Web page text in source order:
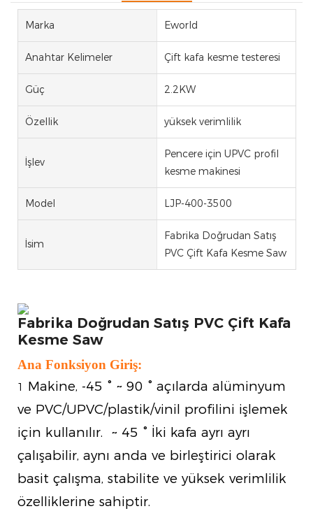
Marka Eworld
Anahtar Kelimeler Çift kafa kesme testeresi
Güç 2.2KW
Özellik yüksek verimlilik
İşlev
Pencere için UPVC profil
kesme makinesi
Model LJP-400-3500
İsim
Fabrika Doğrudan Satış
PVC Çift Kafa Kesme Saw
Fabrika Doğrudan Satış PVC Çift Kafa
Kesme Saw
Ana Fonksiyon Giriş:
1
Makine, -45 ° ~ 90 ° açılarda alüminyum
ve PVC/UPVC/plastik/vinil profilini işlemek
için kullanılır. ~ 45 ° İki kafa ayrı ayrı
çalışabilir, aynı anda ve birleştirici olarak
basit çalışma, stabilite ve yüksek verimlilik
özelliklerine sahiptir.